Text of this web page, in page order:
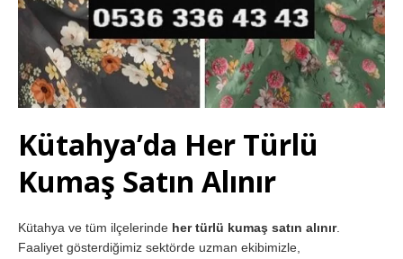
Kütahya’da Her Türlü
Kumaş Satın Alınır
Kütahya ve tüm ilçelerinde her türlü kumaş satın alınır.
Faaliyet gösterdiğimiz sektörde uzman ekibimizle,